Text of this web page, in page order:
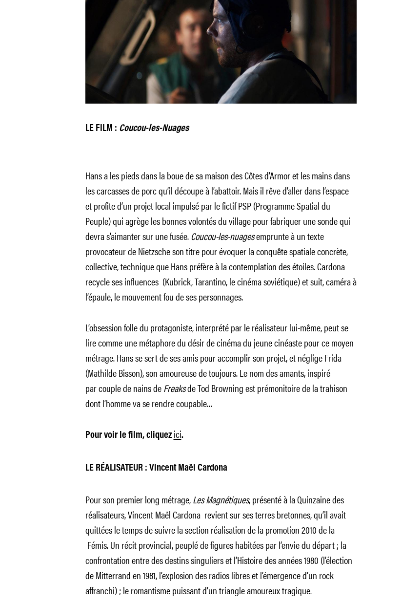
LE FILM : Coucou-les-Nuages
Hans a les pieds dans la boue de sa maison des Côtes d’Armor et les mains dans
les carcasses de porc qu’il découpe à l’abattoir. Mais il rêve d’aller dans l’espace
et profite d’un projet local impulsé par le fictif PSP (Programme Spatial du
Peuple) qui agrège les bonnes volontés du village pour fabriquer une sonde qui
devra s’aimanter sur une fusée. Coucou-les-nuagesemprunte à un texte
provocateur de Nietzsche son titre pour évoquer la conquête spatiale concrète,
collective, technique que Hans préfère à la contemplation des étoiles. Cardona
recycle ses influences (Kubrick, Tarantino, le cinéma soviétique) et suit, caméra à
l’épaule, le mouvement fou de ses personnages.
L’obsession folle du protagoniste, interprété par le réalisateur lui-même, peut se
lire comme une métaphore du désir de cinéma du jeune cinéaste pour ce moyen
métrage. Hans se sert de ses amis pour accomplir son projet, et néglige Frida
(Mathilde Bisson), son amoureuse de toujours. Le nom des amants, inspiré
par couple de nains deFreaksde Tod Browning est prémonitoire de la trahison
dont l’homme va se rendre coupable…
Pour voir le film, cliquez ici.
LE RÉALISATEUR : Vincent Maël Cardona
Pour son premier long métrage,Les Magnétiques, présenté à la Quinzaine des
réalisateurs, Vincent Maël Cardona revient sur ses terres bretonnes, qu’il avait
quittées le temps de suivre la section réalisation de la promotion 2010 de la
Fémis. Un récit provincial, peuplé de figures habitées par l’envie du départ ; la
confrontation entre des destins singuliers et l’Histoire des années 1980 (l’élection
de Mitterrand en 1981, l’explosion des radios libres et l’émergence d’un rock
affranchi) ; le romantisme puissant d’un triangle amoureux tragique.